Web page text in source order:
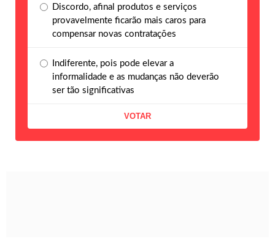
Discordo, afinal produtos e serviços
provavelmente ficarão mais caros para
compensar novas contratações
Indiferente, pois pode elevar a
informalidade e as mudanças não deverão
ser tão significativas